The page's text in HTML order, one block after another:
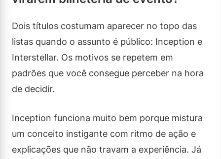
Dois títulos costumam aparecer no topo das
listas quando o assunto é público: Inception e
Interstellar. Os motivos se repetem em
padrões que você consegue perceber na hora
de decidir.
Inception funciona muito bem porque mistura
um conceito instigante com ritmo de ação e
explicações que não travam a experiência. Já